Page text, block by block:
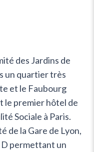
des Jardins de
un quartier très
et le Faubourg
le premier hôtel de
Sociale à Paris.
de la Gare de Lyon,
D permettant un